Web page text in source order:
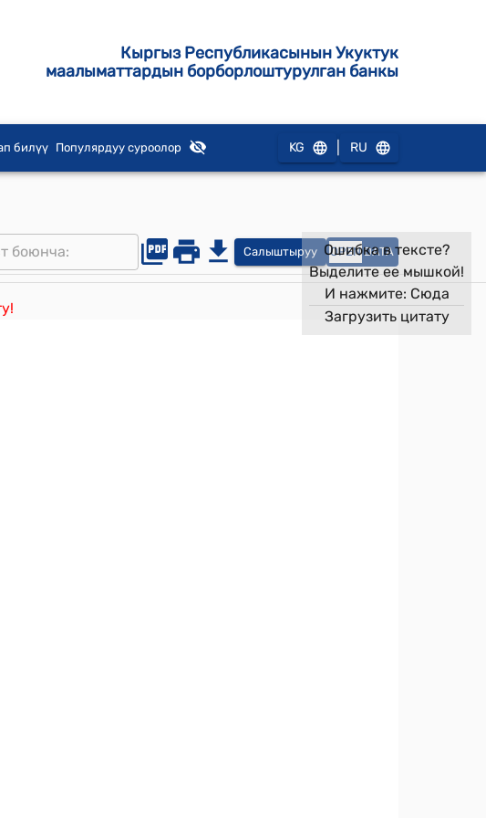
Кыргыз Республикасынын Укуктук
маалыматтардын борборлоштурулган банкы
билүү Популярдуу суроолор KG RU
Салыштыруу OPEN DATA
Ошибка в тексте?
Выделите ее мышкой!
И нажмите: Сюда
Загрузить цитату